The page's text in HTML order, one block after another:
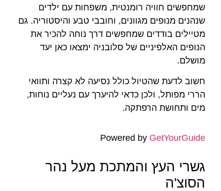
שמחפשים חוויה רומנטית, משפחות עם ילדים
שנהנים מנופים מגוונים, וחובבי טבע והיסטוריה. גם
מטיילים בודדים שמחפשים דרך נוחה להכיר את
הנופים האלפיניים של סלובניה ימצאו כאן יעד
מושלם.
חשוב לדעת שהטיול כולל נסיעה לא קצרה ותוואי
הררי מפותל, ולכן כדאי להיערך עם נעליים נוחות,
מים ותחושת הרפתקה.
Powered by GetYourGuide
גשרי העץ והמתכת מעל נהר
הסוצ'ה